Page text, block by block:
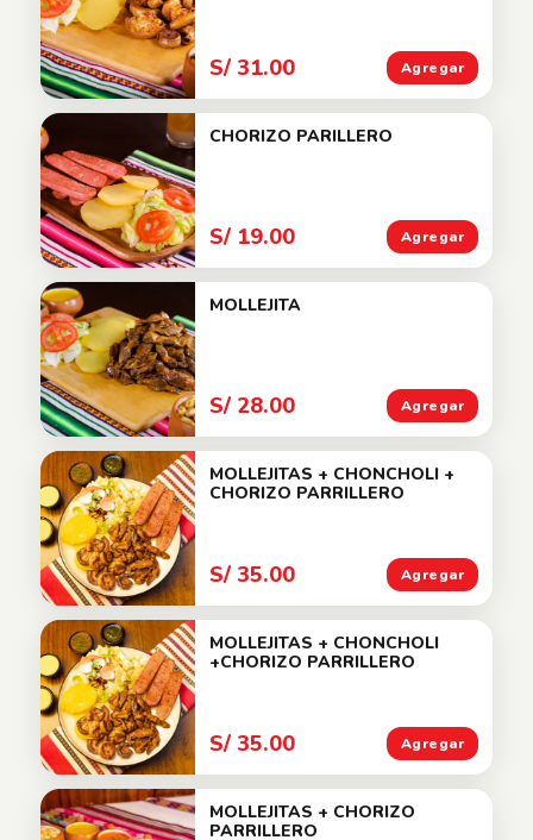
S/ 31.00 Agregar
CHORIZO PARILLERO
S/ 19.00 Agregar
MOLLEJITA
S/ 28.00 Agregar
MOLLEJITAS + CHONCHOLI +
CHORIZO PARRILLERO
S/ 35.00 Agregar
MOLLEJITAS + CHONCHOLI
+CHORIZO PARRILLERO
S/ 35.00 Agregar
MOLLEJITAS + CHORIZO
PARRILLERO